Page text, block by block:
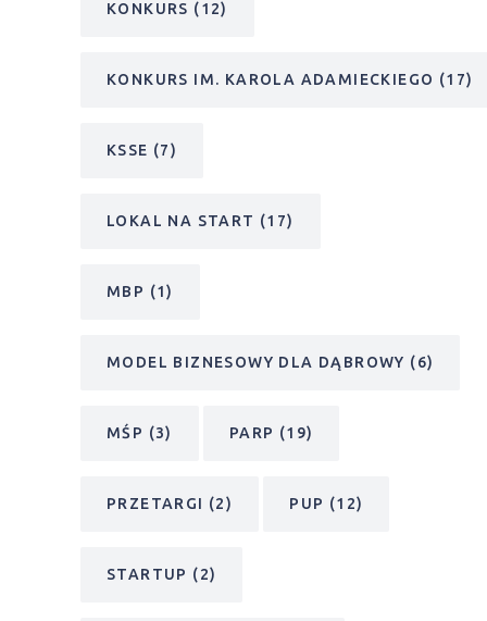
KONKURS (12)
KONKURS IM. KAROLA ADAMIECKIEGO (17)
KSSE (7)
LOKAL NA START (17)
MBP (1)
MODEL BIZNESOWY DLA DĄBROWY (6)
MŚP (3) PARP (19)
PRZETARGI (2) PUP (12)
STARTUP (2)